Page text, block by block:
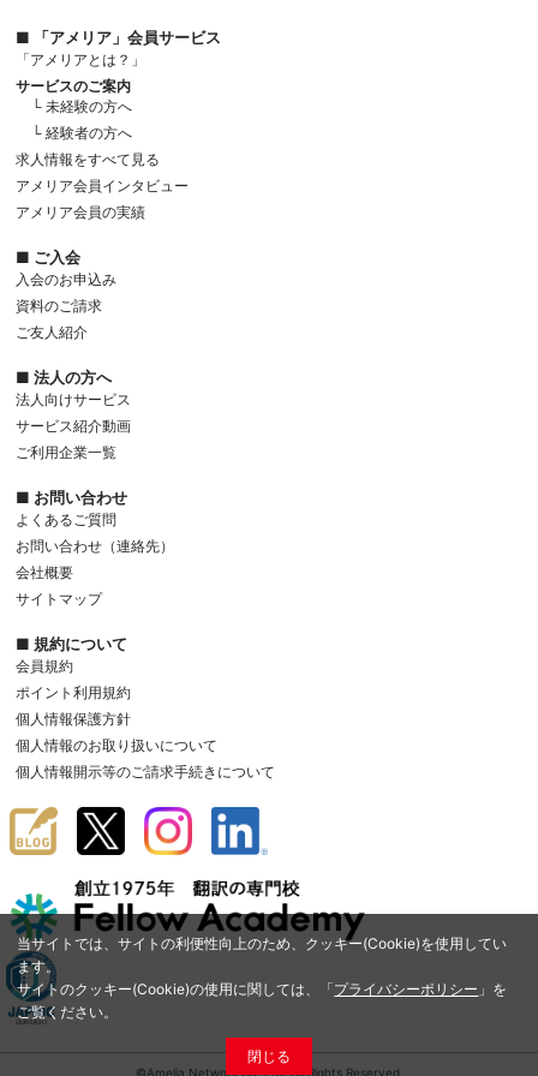
当サイトでは、サイトの利便性向上のため、クッキー(Cookie)を使用してい
ます。
サイトのクッキー(Cookie)の使用に関しては、「プライバシーポリシー 」を
ご覧ください。
閉じる
■ 「アメリア」会員サービス
「アメリアとは？」
サービスのご案内
└ 未経験の方へ
└ 経験者の方へ
求人情報をすべて見る
アメリア会員インタビュー
アメリア会員の実績
■ ご入会
入会のお申込み
資料のご請求
ご友人紹介
■ 法人の方へ
法人向けサービス
サービス紹介動画
ご利用企業一覧
■ お問い合わせ
よくあるご質問
お問い合わせ（連絡先）
会社概要
サイトマップ
■ 規約について
会員規約
ポイント利用規約
個人情報保護方針
個人情報のお取り扱いについて
個人情報開示等のご請求手続きについて
©Amelia Network Co.,Ltd. All Rights Reserved.